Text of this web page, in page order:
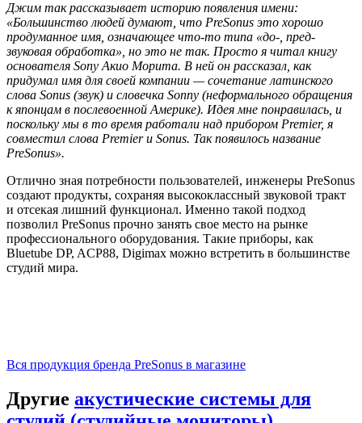
Джим так рассказывает историю появления имени:
«Большинство людей думают, что PreSonus это хорошо
продуманное имя, означающее что-то типа «до-, пред-
звуковая обработка», но это не так. Просто я читал книгу
основателя Sony Акио Морита. В ней он рассказал, как
придумал имя для своей компании — сочетание латинского
слова Sonus (звук) и словечка Sonny (неформального обращения
к японцам в послевоенной Америке). Идея мне понравилась, и
поскольку мы в то время работали над прибором Premier, я
совместил слова Premier и Sonus. Так появилось название
PreSonus».
Отлично зная потребности пользователей, инженеры PreSonus
создают продукты, сохраняя высококлассный звуковой тракт
и отсекая лишний функционал. Именно такой подход
позволил PreSonus прочно занять свое место на рынке
профессионального оборудования. Такие приборы, как
Bluetube DP, ACP88, Digimax можно встретить в большинстве
студий мира.
Вся продукция бренда PreSonus в магазине
Другие акустические системы для